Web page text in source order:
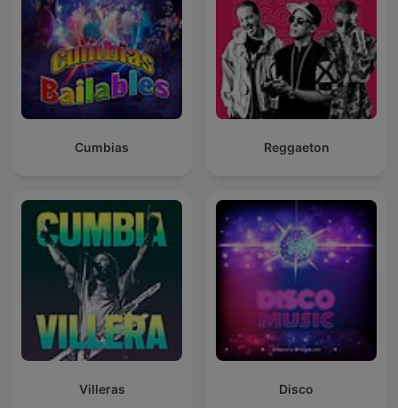
Cumbias Reggaeton
Villeras Disco